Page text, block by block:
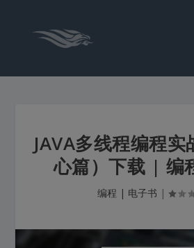
JAVA多线程编程
心篇）下载 | 编
编程 | 电子书 |